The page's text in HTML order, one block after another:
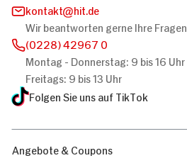
kontakt
hit.de
Wir beantworten gerne Ihre Fragen
(0228) 42967 0
Montag - Donnerstag: 9 bis 16 Uhr
Freitags: 9 bis 13 Uhr
Folgen Sie uns auf TikTok
Angebote & Coupons